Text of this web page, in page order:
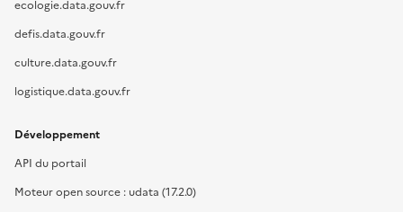
ecologie.data.gouv.fr
defis.data.gouv.fr
culture.data.gouv.fr
logistique.data.gouv.fr
Développement
API du portail
Moteur open source : udata (17.2.0)